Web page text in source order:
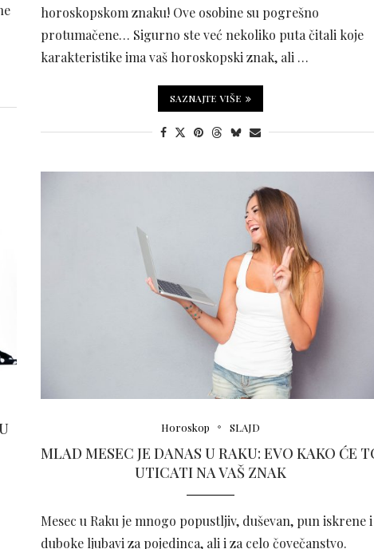
horoskopskom znaku! Ove osobine su pogrešno
protumačene… Sigurno ste već nekoliko puta čitali koje
karakteristike ima vaš horoskopski znak, ali …
SAZNAJTE VIŠE
Horoskop SLAJD
MLAD MESEC JE DANAS U RAKU: EVO KAKO ĆE
UTICATI NA VAŠ ZNAK
Mesec u Raku je mnogo popustljiv, duševan, pun iskrene i
duboke ljubavi za pojedinca, ali i za celo čovečanstvo.